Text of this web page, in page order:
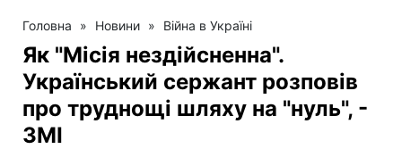
Головна » Новини » Війна в Україні
Як "Місія нездійсненна".
Український сержант розповів
про труднощі шляху на "нуль", -
ЗМІ